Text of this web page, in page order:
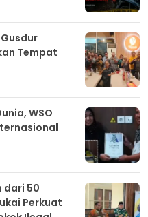
Tempat
WSO
dari 50
Perkuat